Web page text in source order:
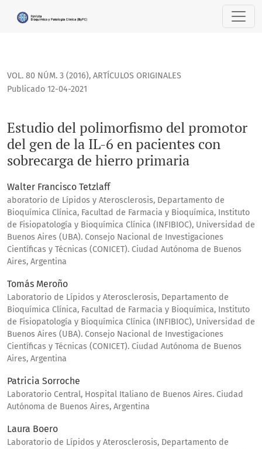
Estudio del polimorfismo del promotor del gen de la IL-6
VOL. 80 NÚM. 3 (2016), ARTÍCULOS ORIGINALES
Estudio del polimorfismo del promotor
del gen de la IL-6 en pacientes con
sobrecarga de hierro primaria
Publicado 12-04-2021
Walter Francisco Tetzlaff
aboratorio de Lípidos y Aterosclerosis, Departamento de
Bioquímica Clínica, Facultad de Farmacia y Bioquímica, Instituto
de Fisiopatología y Bioquímica Clínica (INFIBIOC), Universidad de
Buenos Aires (UBA). Consejo Nacional de Investigaciones
Científicas y Técnicas (CONICET). Ciudad Autónoma de Buenos
Aires, Argentina
Tomás Meroño
Laboratorio de Lípidos y Aterosclerosis, Departamento de
Bioquímica Clínica, Facultad de Farmacia y Bioquímica, Instituto
de Fisiopatología y Bioquímica Clínica (INFIBIOC), Universidad de
Buenos Aires (UBA). Consejo Nacional de Investigaciones
Científicas y Técnicas (CONICET). Ciudad Autónoma de Buenos
Aires, Argentina
Patricia Sorroche
Laboratorio Central, Hospital Italiano de Buenos Aires. Ciudad
Autónoma de Buenos Aires, Argentina
Laura Boero
Laboratorio de Lípidos y Aterosclerosis, Departamento de